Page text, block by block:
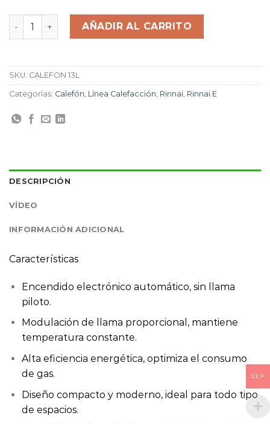
AÑADIR AL CARRITO
SKU: CALEFON 13L
Categorías: Calefón, Línea Calefacción, Rinnai, Rinnai E
DESCRIPCIÓN
VÍDEO
INFORMACIÓN ADICIONAL
Características
Encendido electrónico automático, sin llama
piloto.
Modulación de llama proporcional, mantiene
temperatura constante.
Alta eficiencia energética, optimiza el consumo
de gas.
Diseño compacto y moderno, ideal para todo tipo
de espacios.
CLP